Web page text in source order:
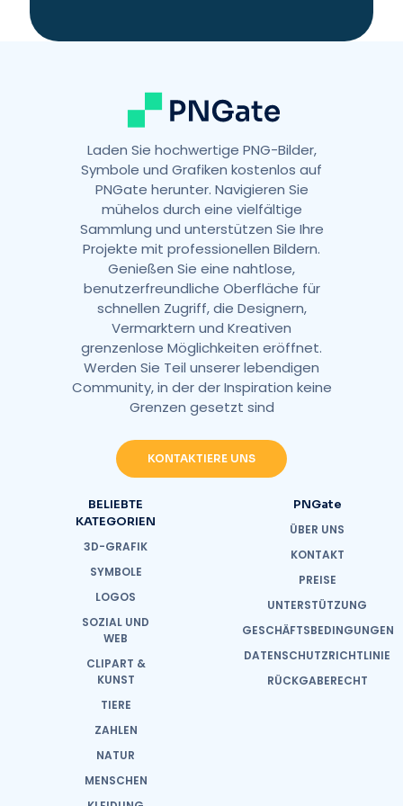
Laden Sie hochwertige PNG-Bilder,
Symbole und Grafiken kostenlos auf
PNGate herunter. Navigieren Sie
mühelos durch eine vielfältige
Sammlung und unterstützen Sie Ihre
Projekte mit professionellen Bildern.
Genießen Sie eine nahtlose,
benutzerfreundliche Oberfläche für
schnellen Zugriff, die Designern,
Vermarktern und Kreativen
grenzenlose Möglichkeiten eröffnet.
Werden Sie Teil unserer lebendigen
Community, in der der Inspiration keine
Grenzen gesetzt sind
KONTAKTIERE UNS
BELIEBTE
KATEGORIEN
3D-GRAFIK
SYMBOLE
LOGOS
SOZIAL UND
WEB
CLIPART &
KUNST
TIERE
ZAHLEN
NATUR
MENSCHEN
PNGate
ÜBER UNS
KONTAKT
PREISE
UNTERSTÜTZUNG
GESCHÄFTSBEDINGUNGEN
DATENSCHUTZRICHTLINIE
RÜCKGABERECHT